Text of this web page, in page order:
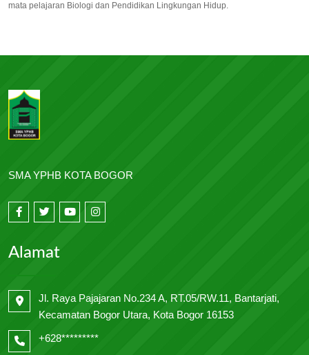
mata pelajaran Biologi dan Pendidikan Lingkungan Hidup.
SMA YPHB KOTA BOGOR
Alamat
Jl. Raya Pajajaran No.234 A, RT.05/RW.11, Bantarjati,
Kecamatan Bogor Utara, Kota Bogor 16153
+628*********